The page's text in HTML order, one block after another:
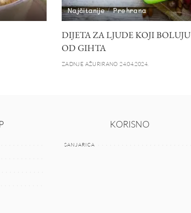
Najčitanije Prehrana
DIJETA ZA LJUDE KOJI BOLUJU
OD GIHTA
ZADNJE AŽURIRANO 24.04.2024.
KORISNO
SANJARICA